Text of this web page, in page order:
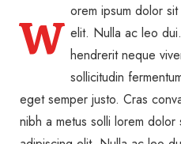
W orem ipsum dolor
elit. Nulla ac leo
hendrerit neque
sollicitudin
eget semper justo. Cras
nibh a metus solli lorem